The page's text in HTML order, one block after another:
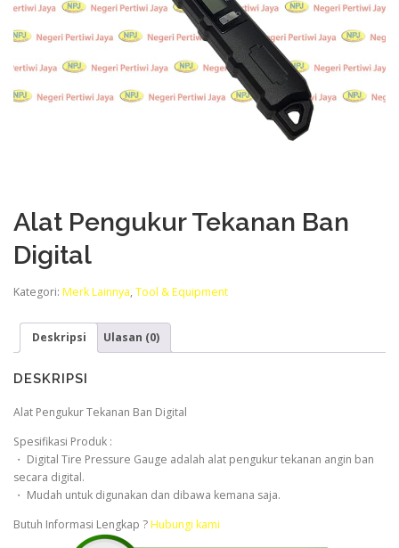
Alat Pengukur Tekanan Ban
Digital
Kategori: Merk Lainnya, Tool & Equipment
Deskripsi Ulasan (0)
DESKRIPSI
Alat Pengukur Tekanan Ban Digital
Spesifikasi Produk :
・ Digital Tire Pressure Gauge adalah alat pengukur tekanan angin ban
secara digital.
・ Mudah untuk digunakan dan dibawa kemana saja.
Butuh Informasi Lengkap ?Hubungi kami